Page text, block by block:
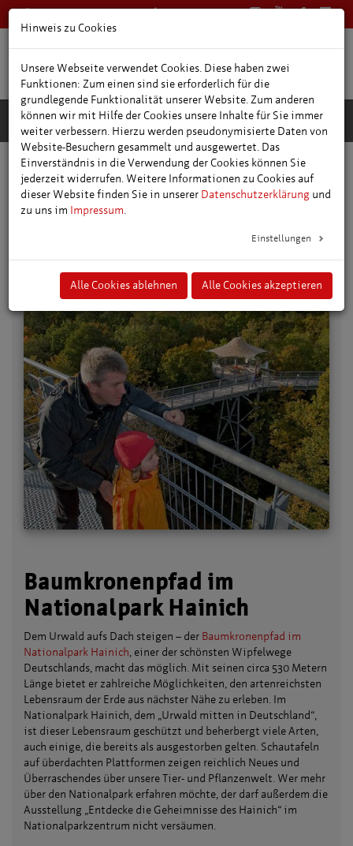
0361 66400
Freizeit- und Ausflugstipps
Baumkronenpfad im Nationalpark
Hainich
Baumkronenpfad im
Nationalpark Hainich
Dem Urwald aufs Dach steigen – der Baumkronenpfad im
Nationalpark Hainich, einer der schönsten Wipfelwege
Deutschlands, macht das möglich. Mit seinen circa 530 Metern
Länge bietet er zahlreiche Möglichkeiten, den artenreichsten
Lebensraum der Erde aus nächster Nähe zu erleben. Im
Nationalpark Hainich, dem „Urwald mitten in Deutschland“,
ist dieser Lebensraum geschützt und beherbergt viele Arten,
auch einige, die bereits als ausgestorben gelten. Schautafeln
auf überdachten Plattformen zeigen reichlich Neues und
Überraschendes über unsere Tier- und Pflanzenwelt. Wer mehr
über den Nationalpark erfahren möchte, der darf außerdem die
Ausstellung „Entdecke die Geheimnisse des Hainich“ im
Nationalparkzentrum nicht versäumen.
Hinweis zu Cookies
Unsere Webseite verwendet Cookies. Diese haben zwei
Funktionen: Zum einen sind sie erforderlich für die
grundlegende Funktionalität unserer Website. Zum anderen
können wir mit Hilfe der Cookies unsere Inhalte für Sie immer
weiter verbessern. Hierzu werden pseudonymisierte Daten von
Website-Besuchern gesammelt und ausgewertet. Das
Einverständnis in die Verwendung der Cookies können Sie
jederzeit widerrufen. Weitere Informationen zu Cookies auf
dieser Website finden Sie in unserer Datenschutzerklärung und
zu uns im Impressum.
Einstellungen
Alle Cookies ablehnen Alle Cookies akzeptieren